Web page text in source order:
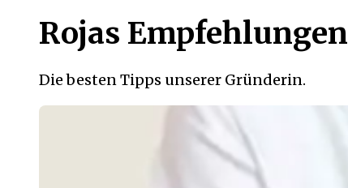
Rojas Empfehlungen
Die besten Tipps unserer Gründerin.